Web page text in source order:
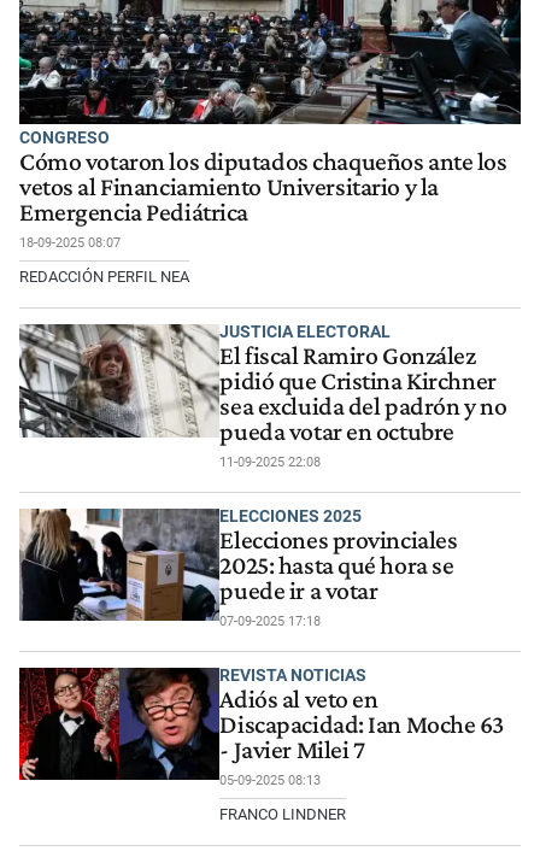
CONGRESO
Cómo votaron los diputados chaqueños ante los
vetos al Financiamiento Universitario y la
Emergencia Pediátrica
18-09-2025 08:07
REDACCIÓN PERFIL NEA
JUSTICIA ELECTORAL
El fiscal Ramiro González
pidió que Cristina Kirchner
sea excluida del padrón y no
pueda votar en octubre
11-09-2025 22:08
ELECCIONES 2025
Elecciones provinciales
2025: hasta qué hora se
puede ir a votar
07-09-2025 17:18
REVISTA NOTICIAS
Adiós al veto en
Discapacidad: Ian Moche 63
- Javier Milei 7
05-09-2025 08:13
FRANCO LINDNER